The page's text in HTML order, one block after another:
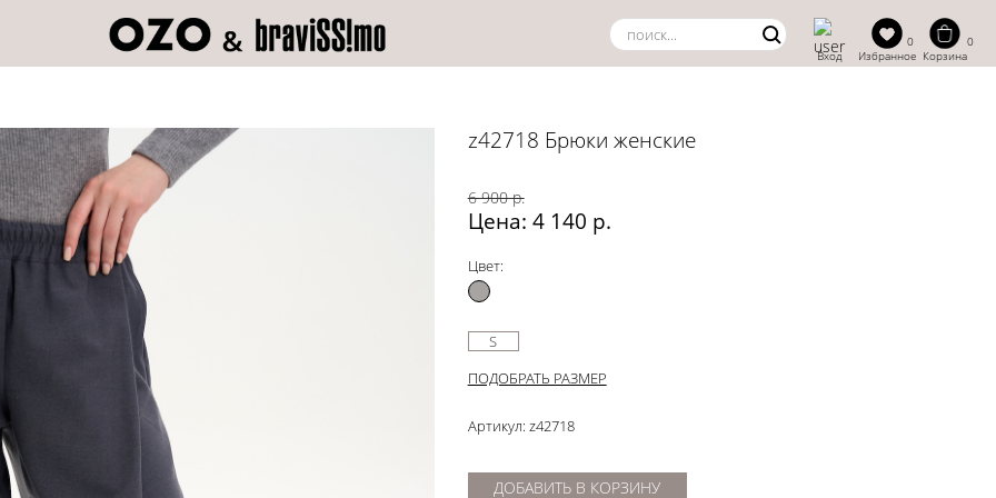
z42718 Брюки женские
6 900 р.
Цена: 4 140 р.
Цвет:
S
ПОДОБРАТЬ РАЗМЕР
Артикул: z42718
ДОБАВИТЬ В КОРЗИНУ
Вход
0
Избранное
0
Корзина